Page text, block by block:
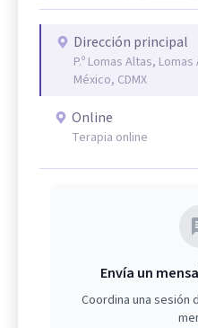
Dirección principal
P.º Lomas Altas,
México, CDMX
Online
Terapia online
Envía un
Coordina una sesión